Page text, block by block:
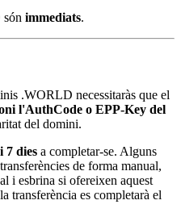
són immediats.
.WORLD necessitaràs que el
l'AuthCode o EPP-Key del
del domini.
7 dies a completar-se. Alguns
de forma manual,
i esbrina si ofereixen aquest
transferència es completarà el